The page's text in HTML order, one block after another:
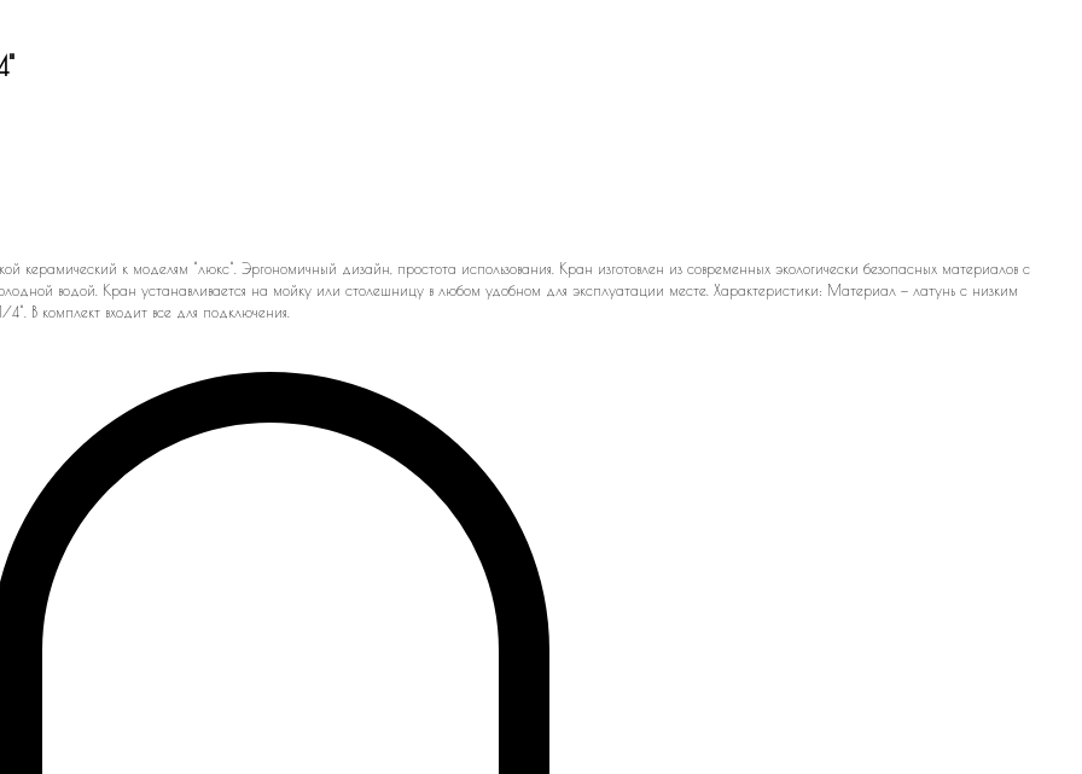
керамический к моделям "люкс". Эргономичный дизайн, простота использования. Кран изготовлен из современных экологически безопасных материалов с
водой. Кран устанавливается на мойку или столешницу в любом удобном для эксплуатации месте. Характеристики: Материал — латунь с низким
В комплект входит все для подключения.